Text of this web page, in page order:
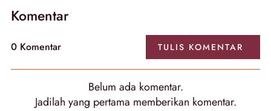
Komentar
0 Komentar TULIS KOMENTAR
Belum ada komentar.
Jadilah yang pertama memberikan komentar.